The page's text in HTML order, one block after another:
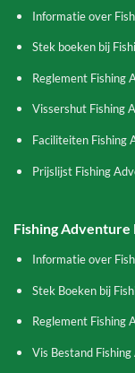
Informatie over
Stek boeken bij
Reglement Fishing
Vissershut Fishing
Faciliteiten Fishing
Prijslijst Fishing
Fishing Adventure
Informatie over
Stek Boeken bij
Reglement Fishing
Vis Bestand